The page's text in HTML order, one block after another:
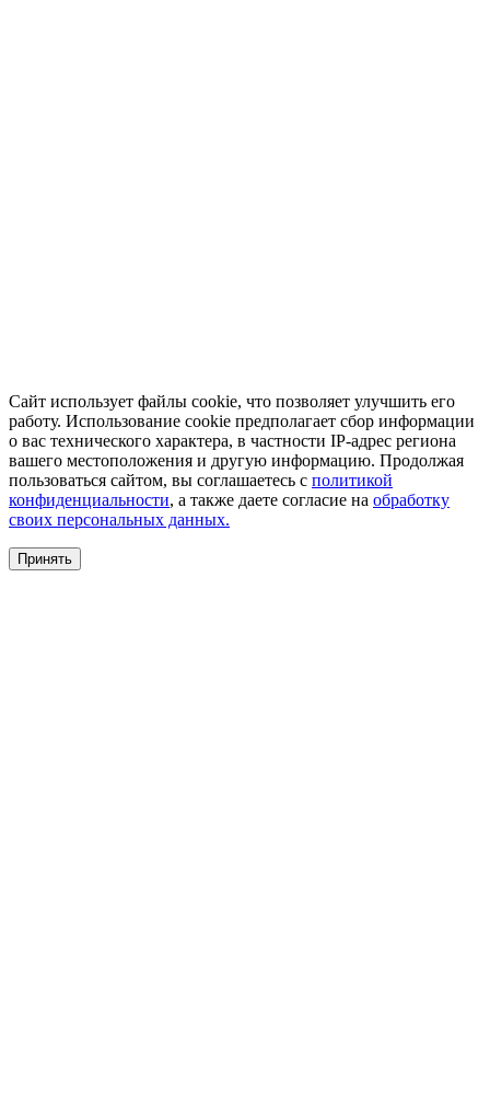
Сайт использует файлы cookie, что позволяет улучшить его
работу. Использование cookie предполагает сбор информации
о вас технического характера, в частности IP-адрес региона
вашего местоположения и другую информацию. Продолжая
пользоваться сайтом, вы соглашаетесь с политикой
конфиденциальности, а также даете согласие на обработку
своих персональных данных.
Принять